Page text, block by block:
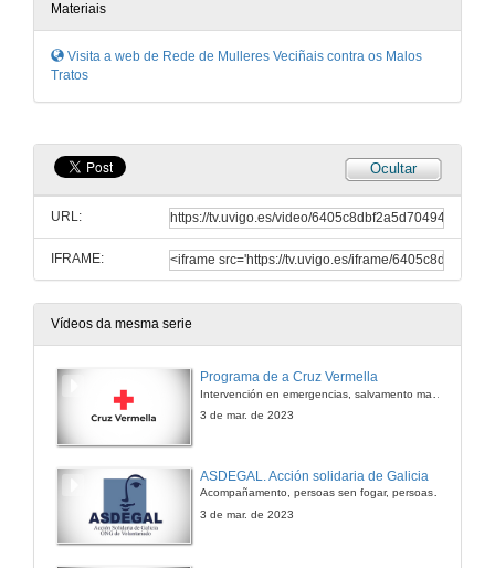
Materiais
Visita a web de Rede de Mulleres Veciñais contra os Malos
Tratos
Ocultar
URL:
IFRAME:
Vídeos da mesma serie
Programa de a Cruz Vermella
3 de mar. de 2023
ASDEGAL. Acción solidaria de Galicia
Acompañamento, persoas sen fogar, persoas con discapacidade, apoio socioeducativo a menores, integración social, promoción da muller, cultura e cooperación ao desenvolvemento.
3 de mar. de 2023